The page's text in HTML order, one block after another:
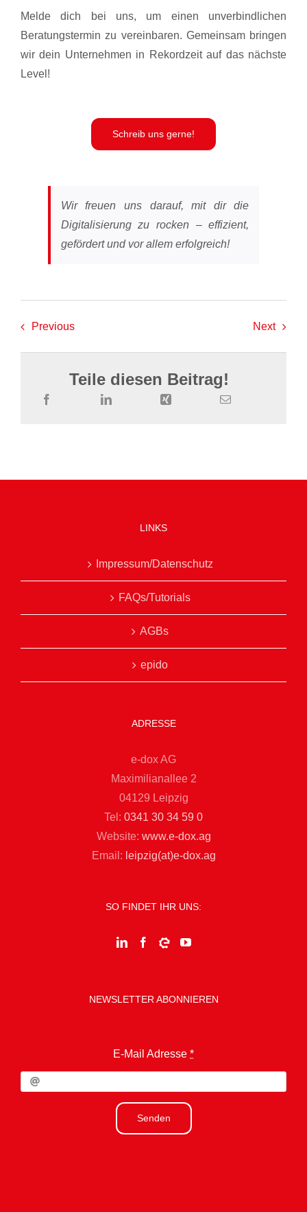
Melde dich bei uns, um einen unverbindlichen
Beratungstermin zu vereinbaren. Gemeinsam bringen
wir dein Unternehmen in Rekordzeit auf das nächste
Level!
Schreib uns gerne!
Wir freuen uns darauf, mit dir die
Digitalisierung zu rocken – effizient,
gefördert und vor allem erfolgreich!
Previous Next
Teile diesen Beitrag!
LINKS
Impressum/Datenschutz
FAQs/Tutorials
AGBs
epido
ADRESSE
e-dox AG
Maximilianallee 2
04129 Leipzig
Tel: 0341 30 34 59 0
Website: www.e-dox.ag
Email: leipzig(at)e-dox.ag
SO FINDET IHR UNS:
NEWSLETTER ABONNIEREN
E-Mail Adresse *
Senden